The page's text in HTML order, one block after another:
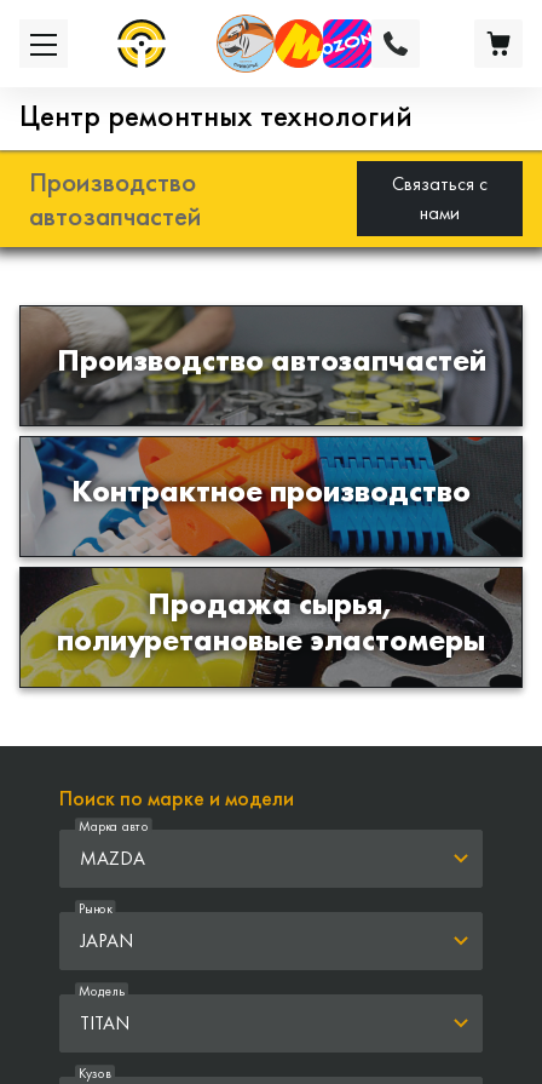
Центр ремонтных технологий
Производство
автозапчастей
Связаться с
нами
Производство автозапчастей
Разработка и производство деталей
из эластомеров для подвески
автомобиля
Контрактное производство
Производство изделий из пластиков
и полимеров по образцам либо
чертежам заказчика
Продажа сырья,
полиуретановые эластомеры
Продажа сырья для производства
изделий из полиуретана
Поиск по марке и модели
MAZDA
Марка авто
JAPAN
Рынок
TITAN
Модель
Кузов